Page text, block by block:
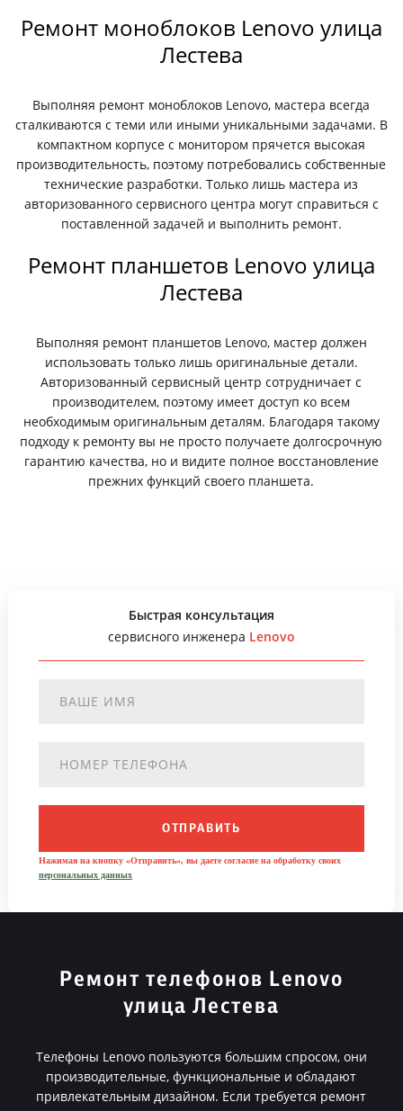
Ремонт моноблоков Lenovo улица
Лестева
Выполняя ремонт моноблоков Lenovo, мастера всегда
сталкиваются с теми или иными уникальными задачами. В
компактном корпусе с монитором прячется высокая
производительность, поэтому потребовались собственные
технические разработки. Только лишь мастера из
авторизованного сервисного центра могут справиться с
поставленной задачей и выполнить ремонт.
Ремонт планшетов Lenovo улица
Лестева
Выполняя ремонт планшетов Lenovo, мастер должен
использовать только лишь оригинальные детали.
Авторизованный сервисный центр сотрудничает с
производителем, поэтому имеет доступ ко всем
необходимым оригинальным деталям. Благодаря такому
подходу к ремонту вы не просто получаете долгосрочную
гарантию качества, но и видите полное восстановление
прежних функций своего планшета.
Быстрая консультация
сервисного инженера Lenovo
ОТПРАВИТЬ
Нажимая на кнопку «Отправить», вы даете согласие на обработку своих
персональных данных
Ремонт телефонов Lenovo
улица Лестева
Телефоны Lenovo пользуются большим спросом, они
производительные, функциональные и обладают
привлекательным дизайном. Если требуется ремонт